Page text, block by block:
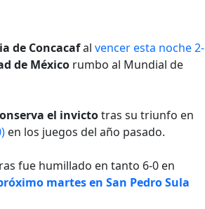
de Concacafal vencer esta noche 2-
de México rumbo al Mundial de
el invictotras su triunfo en
en los juegos del año pasado.
fue humillado en tanto 6-0 en
martes en San Pedro Sula